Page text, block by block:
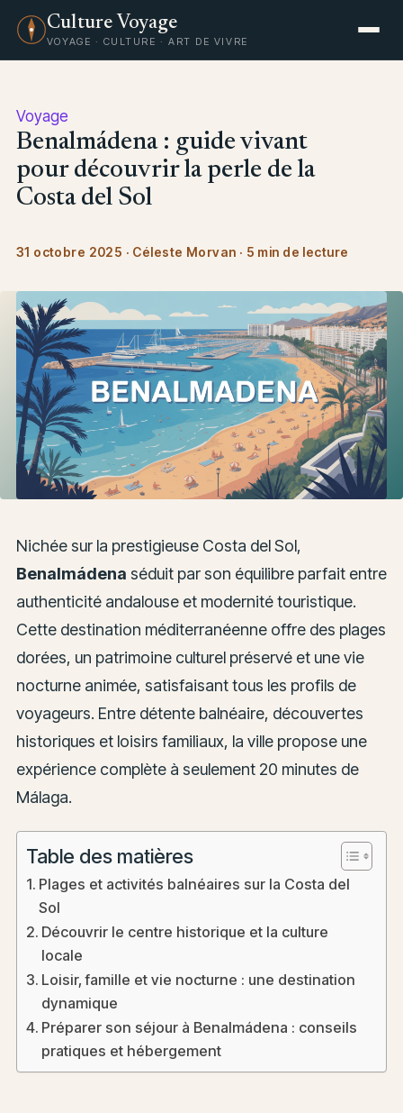
Culture Voyage
VOYAGE · CULTURE · ART DE VIVRE
Voyage
Benalmádena : guide vivant
pour découvrir la perle de la
Costa del Sol
31 octobre 2025 · Céleste Morvan · 5 min de lecture
Nichée sur la prestigieuse Costa del Sol,
Benalmádena séduit par son équilibre parfait entre
authenticité andalouse et modernité touristique.
Cette destination méditerranéenne offre des plages
dorées, un patrimoine culturel préservé et une vie
nocturne animée, satisfaisant tous les profils de
voyageurs. Entre détente balnéaire, découvertes
historiques et loisirs familiaux, la ville propose une
expérience complète à seulement 20 minutes de
Málaga.
Table des matières
Plages et activités balnéaires sur la Costa del
Sol
Découvrir le centre historique et la culture
locale
Loisir, famille et vie nocturne : une destination
dynamique
Préparer son séjour à Benalmádena : conseils
pratiques et hébergement